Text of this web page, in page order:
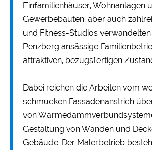
Einfamilienhäuser, Wohnanlagen
Gewerbebauten, aber auch
und Fitness-Studios
Penzberg ansässige
attraktiven, bezugsfertigen
Dabei reichen die Arbeiten vom
schmucken Fassadenanstrich
von
Gestaltung von Wänden und
Gebäude. Der Malerbetrieb